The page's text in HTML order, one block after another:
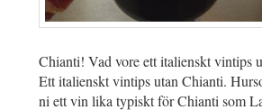
Chianti! Vad vore ett italienskt vintips
Ett italienskt vintips utan Chianti.
ni ett vin lika typiskt för Chianti som